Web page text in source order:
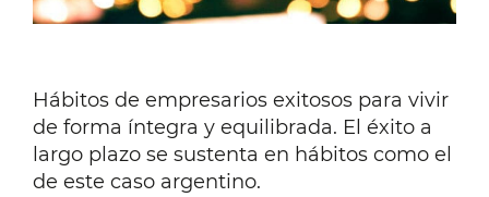
Hábitos de empresarios exitosos para vivir
de forma íntegra y equilibrada. El éxito a
largo plazo se sustenta en hábitos como el
de este caso argentino.